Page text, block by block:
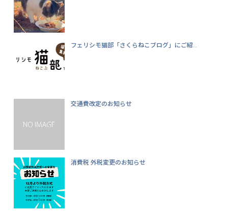
フェリシモ猫部「さくらねこブログ」にご紹...
交通費改定のお知らせ
消費税 外税変更のお知らせ